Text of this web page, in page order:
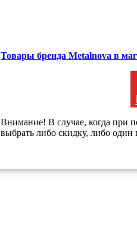
Товары бренда Metalnova в
Внимание! В случае, когда при
выбрать либо скидку, либо один